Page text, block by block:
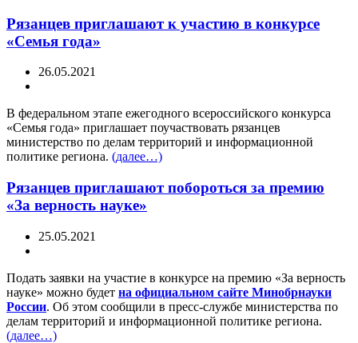
Рязанцев приглашают к участию в конкурсе
«Семья года»
26.05.2021
В федеральном этапе ежегодного всероссийского конкурса
«Семья года» приглашает поучаствовать рязанцев
министерство по делам территорий и информационной
политике региона. (далее…)
Рязанцев приглашают побороться за премию
«За верность науке»
25.05.2021
Подать заявки на участие в конкурсе на премию «За верность
науке» можно будет на официальном сайте Минобрнауки
России. Об этом сообщили в пресс-службе министерства по
делам территорий и информационной политике региона.
(далее…)